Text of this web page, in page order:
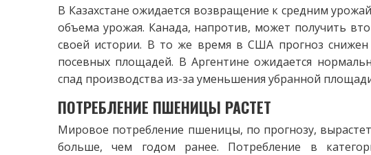
В Казахстане ожидается возвращение к средним
объема урожая. Канада, напротив, может получить
своей истории. В то же время в США прогноз
посевных площадей. В Аргентине ожидается
спад производства из-за уменьшения убранной
ПОТРЕБЛЕНИЕ ПШЕНИЦЫ РАСТЕТ
Мировое потребление пшеницы, по прогнозу,
больше, чем годом ранее. Потребление в